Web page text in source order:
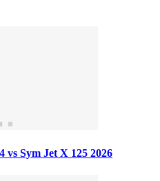
vs Sym Jet X 125 2026